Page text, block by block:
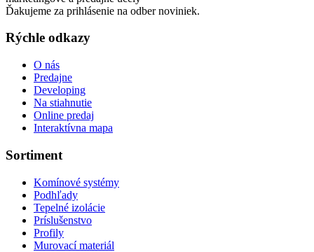
Ďakujeme za prihlásenie na odber noviniek.
Rýchle odkazy
O nás
Predajne
Developing
Na stiahnutie
Online predaj
Interaktívna mapa
Sortiment
Komínové systémy
Podhľady
Tepelné izolácie
Príslušenstvo
Profily
Murovací materiál